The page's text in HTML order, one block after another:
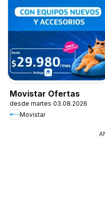
Movistar Ofertas
desde martes 03.08.2026
Movistar